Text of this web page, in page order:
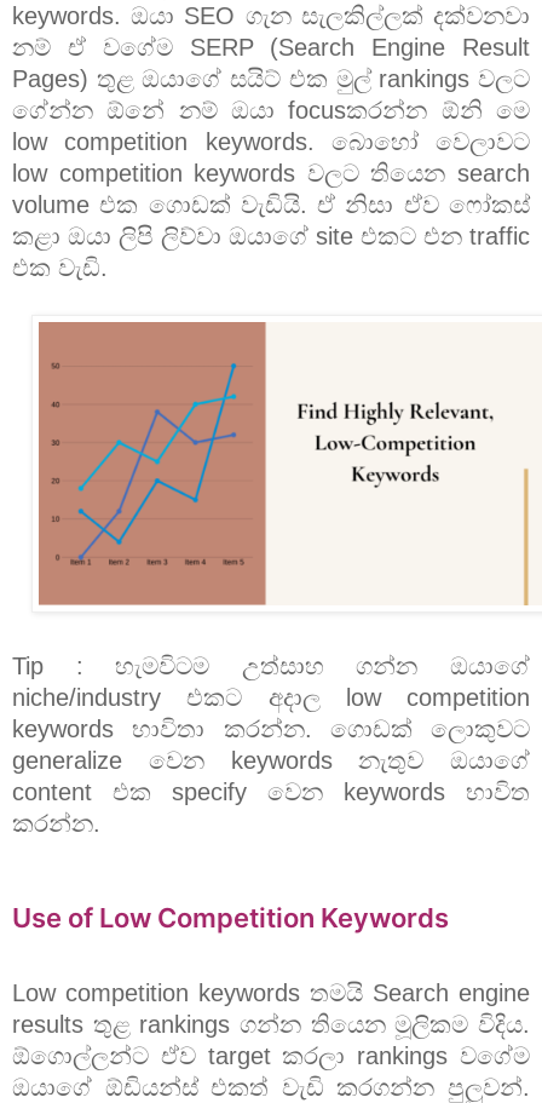
keywords. ඔයා SEO ගැන සැලකිල්ලක් දක්වනවා
නම් ඒ වගේම SERP (Search Engine Result
Pages) තුළ ඔයාගේ සයිට් එක මුල් rankings වලට
ගේන්න ඕනේ නම් ඔයා focusකරන්න ඕනි මෙ
low competition keywords. බොහෝ වෙලාවට
low competition keywords වලට තියෙන search
volume එක ගොඩක් වැඩියි. ඒ නිසා ඒව ෆෝකස්
කළා ඔයා ලිපි ලිව්වා ඔයාගේ site එකට එන traffic
එක වැඩි.
Tip : හැමවිටම උත්සාහ ගන්න ඔයාගේ
niche/industry එකට අදාල low competition
keywords භාවිතා කරන්න. ගොඩක් ලොකුවට
generalize වෙන keywords නැතුව ඔයාගේ
content එක specify වෙන keywords භාවිත
කරන්න.
Use of Low Competition Keywords
Low competition keywords තමයි Search engine
results තුළ rankings ගන්න තියෙන මූලිකම විදිය.
ඕගොල්ලන්ට ඒව target කරලා rankings වගේම
ඔයාගේ ඕඩියන්ස් එකත් වැඩි කරගන්න පුලුවන්.